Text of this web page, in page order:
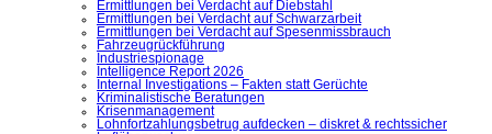
Ermittlungen bei Verdacht auf Diebstahl
Ermittlungen bei Verdacht auf Schwarzarbeit
Ermittlungen bei Verdacht auf Spesenmissbrauch
Fahrzeugrückführung
Industriespionage
Intelligence Report 2026
Internal Investigations – Fakten statt Gerüchte
Kriminalistische Beratungen
Krisenmanagement
Lohnfortzahlungsbetrug aufdecken – diskret & rechtssicher